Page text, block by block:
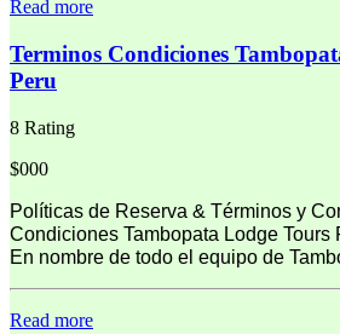
Read more
Terminos Condiciones
Peru
8 Rating
$000
Políticas de Reserva & Términos y
Condiciones Tambopata Lodge Tours
En nombre de todo el equipo de
Read more